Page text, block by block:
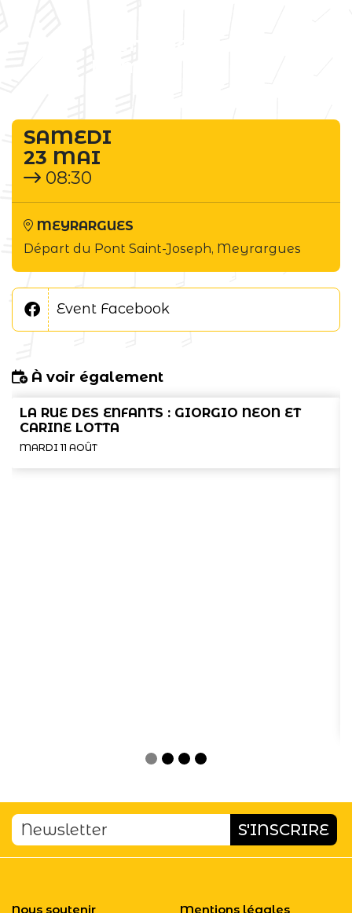
SAMEDI
23 MAI
08:30
MEYRARGUES
Départ du Pont Saint-Joseph, Meyrargues
Event Facebook
À voir également
LA RUE DES ENFANTS : GIORGIO NEON ET
CARINE LOTTA
MARDI 11 AOÛT
Nous soutenir Mentions légales